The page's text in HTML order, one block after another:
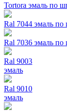
Tortora эмаль по
Ral 7044 эмаль
Ral 7036 эмаль
Ral 9003
эмаль
Ral 9010
эмаль